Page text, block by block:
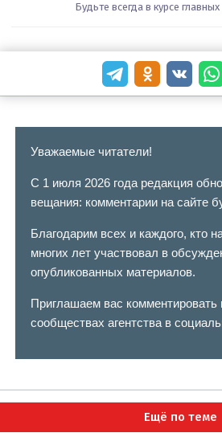
Будьте всегда в курсе
Уважаемые читатели!
С 1 июля 2026 года редакция
вещания: комментарии на сайте
Благодарим всех и каждого, кто
многих лет участвовал в
опубликованных материалов.
Приглашаем вас комментировать
сообществах агентства в
Ещё по теме